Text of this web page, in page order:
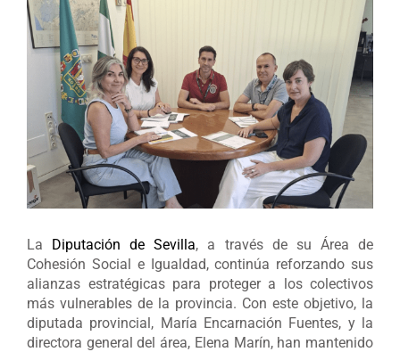
Ver
imagen
más
grande
La Diputación de Sevilla, a través de su Área de
Cohesión Social e Igualdad, continúa reforzando sus
alianzas estratégicas para proteger a los colectivos
más vulnerables de la provincia. Con este objetivo, la
diputada provincial, María Encarnación Fuentes, y la
directora general del área, Elena Marín, han mantenido